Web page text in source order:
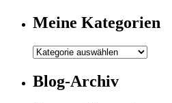
Meine Kategorien
Meine
Blog-Archiv